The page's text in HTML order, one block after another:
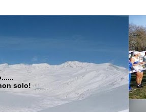
solo!